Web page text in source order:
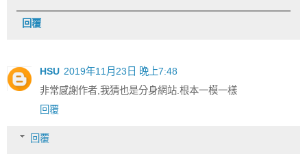
回覆
HSU 2019年11月23日 晚上7:48
非常感謝作者,我猜也是分身網站.根本一模一樣
回覆
回覆